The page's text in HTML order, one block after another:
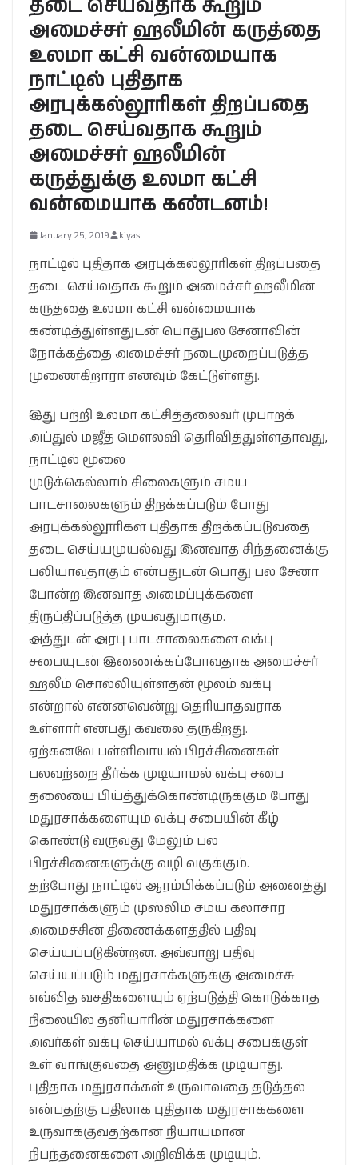
த‌டை செய்வ‌தாக‌ கூறும்
அமைச்ச‌ர் ஹ‌லீமின் க‌ருத்தை
உல‌மா க‌ட்சி வ‌ன்மையாக‌
நாட்டில் புதிதாக‌
அர‌புக்க‌ல்லூரிக‌ள் திற‌ப்ப‌தை
த‌டை செய்வ‌தாக‌ கூறும்
அமைச்ச‌ர் ஹ‌லீமின்
க‌ருத்துக்கு உல‌மா க‌ட்சி
வ‌ன்மையாக‌ கண்டனம்!
January 25, 2019 kiyas
நாட்டில் புதிதாக‌ அர‌புக்க‌ல்லூரிக‌ள் திற‌ப்ப‌தை
த‌டை செய்வ‌தாக‌ கூறும் அமைச்ச‌ர் ஹ‌லீமின்
க‌ருத்தை உல‌மா க‌ட்சி வ‌ன்மையாக‌
க‌ண்டித்துள்ள‌துட‌ன் பொதுப‌ல‌ சேனாவின்
நோக்க‌த்தை அமைச்ச‌ர் ந‌டைமுறைப்ப‌டுத்த‌
முணைகிறாரா என‌வும் கேட்டுள்ள‌து.
இது ப‌ற்றி உல‌மா க‌ட்சித்த‌லைவ‌ர் முபாற‌க்
அப்துல் ம‌ஜீத் மௌல‌வி தெரிவித்துள்ள‌தாவ‌து,
நாட்டில் மூலை
முடுக்கெல்லாம் சிலைக‌ளும் ச‌ம‌ய‌
பாட‌சாலைக‌ளும் திற‌க்க‌ப்ப‌டும் போது
அர‌புக்க‌ல்லூரிக‌ள் புதிதாக‌ திற‌க்க‌ப்ப‌டுவ‌தை
த‌டை செய்ய‌முய‌ல்வ‌து இன‌வாத‌ சிந்த‌னைக்கு
ப‌லியாவ‌தாகும் என்ப‌துட‌ன் பொது ப‌ல‌ சேனா
போன்ற‌ இன‌வாத‌ அமைப்புக்க‌ளை
திருப்திப்ப‌டுத்த‌ முய‌வ‌துமாகும்.
அத்துட‌ன் அர‌பு பாட‌சாலைக‌ளை வ‌க்பு
ச‌பையுட‌ன் இணைக்க‌ப்போவ‌தாக‌ அமைச்ச‌ர்
ஹ‌லீம் சொல்லியுள்ள‌த‌ன் மூல‌ம் வ‌க்பு
என்றால் என்ன‌வென்று தெரியாத‌வ‌ராக‌
உள்ளார் என்ப‌து க‌வ‌லை த‌ருகிற‌து.
ஏற்க‌ன‌வே ப‌ள்ளிவாய‌ல் பிர‌ச்சினைக‌ள்
ப‌ல‌வ‌ற்றை தீர்க்க‌ முடியாம‌ல் வ‌க்பு ச‌பை
த‌லையை பிய்த்துக்கொண்டிருக்கும் போது
ம‌துர‌சாக்க‌ளையும் வ‌க்பு ச‌பையின் கீழ்
கொண்டு வ‌ருவ‌து மேலும் ப‌ல‌
பிர‌ச்சினைக‌ளுக்கு வ‌ழி வ‌குக்கும்.
த‌ற்போது நாட்டில் ஆர‌ம்பிக்க‌ப்ப‌டும் அனைத்து
ம‌துர‌சாக்க‌ளும் முஸ்லிம் ச‌ம‌ய‌ க‌லாசார‌
அமைச்சின் திணைக்க‌ள‌த்தில் ப‌திவு
செய்ய‌ப்ப‌டுகின்ற‌ன‌. அவ்வாறு ப‌திவு
செய்ய‌ப்ப‌டும் ம‌துர‌சாக்க‌ளுக்கு அமைச்சு
எவ்வித‌ வ‌ச‌திக‌ளையும் ஏற்ப‌டுத்தி கொடுக்காத‌
நிலையில் த‌னியாரின் ம‌துர‌சாக்க‌ளை
அவ‌ர்க‌ள் வ‌க்பு செய்யாம‌ல் வ‌க்பு ச‌பைக்குள்
உள் வாங்குவ‌தை அனும‌திக்க‌ முடியாது.
புதிதாக‌ ம‌துரசாக்க‌ள் உருவாவ‌தை த‌டுத்த‌ல்
என்ப‌த‌ற்கு ப‌திலாக‌ புதிதாக‌ ம‌துர‌சாக்க‌ளை
உருவாக்குவ‌த‌ற்கான‌ நியாய‌மான‌
நிப‌ந்த‌னைக‌ளை அறிவிக்க‌ முடியும்.